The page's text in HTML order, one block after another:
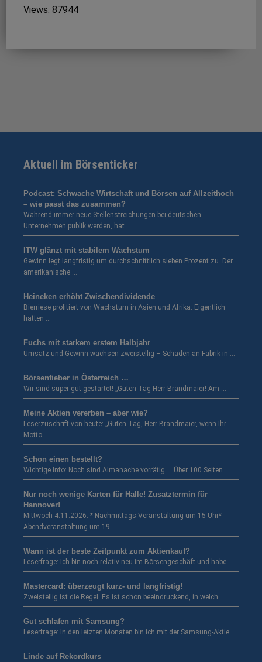
Views: 87944
Aktuell im Börsenticker
Podcast: Schwache Wirtschaft und Börsen auf Allzeithoch
– wie passt das zusammen?
Während immer neue Stellenstreichungen bei deutschen
Unternehmen publik werden, hat …
ITW glänzt mit stabilem Wachstum
Gewinn legt langfristig um durchschnittlich sieben Prozent zu. Der
amerikanische …
Heineken erhöht Zwischendividende
Bierriese profitiert von Wachstum in Asien und Afrika. Eigentlich
hatten …
Fuchs mit starkem erstem Halbjahr
Umsatz und Gewinn wachsen zweistellig – Schaden an Fabrik in …
Börsenfieber in Österreich …
Wir sind super gut gestartet! „Guten Tag Herr Brandmaier! Am …
Meine Aktien vererben – aber wie?
Leserzuschrift von heute: „Guten Tag, Herr Brandmaier, wenn Ihr
Motto …
Schon einen bestellt?
Wichtige Info: Noch sind Almanache vorrätig … Über 100 Seiten …
Nur noch wenige Karten für Halle! Zusatztermin für
Hannover!
Mittwoch 4.11.2026: * Nachmittags-Veranstaltung um 15 Uhr*
Abendveranstaltung um 19 …
Wann ist der beste Zeitpunkt zum Aktienkauf?
Leserfrage: Ich bin noch relativ neu im Börsengeschäft und habe …
Mastercard: überzeugt kurz- und langfristig!
Zweistellig ist die Regel. Es ist schon beeindruckend, in welch …
Gut schlafen mit Samsung?
Leserfrage: In den letzten Monaten bin ich mit der Samsung-Aktie …
Linde auf Rekordkurs